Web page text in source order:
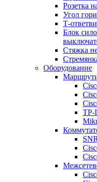
Розетка
Угол
Т-
Блок
Стяжка
Оборудование
TP-